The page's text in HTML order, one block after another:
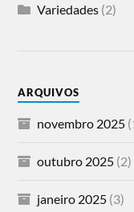
Variedades (2)
ARQUIVOS
novembro 2025
outubro 2025 (2)
janeiro 2025 (3)